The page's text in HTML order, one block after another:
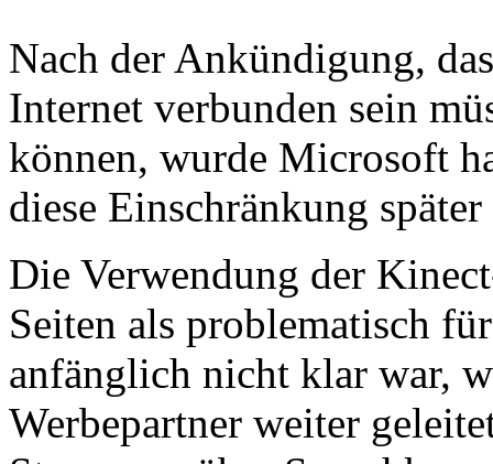
Nach der Ankündigung,
Internet verbunden sein
können, wurde Microsoft
diese Einschränkung
Die Verwendung der
Seiten als problematisch
anfänglich nicht klar war,
Werbepartner weiter